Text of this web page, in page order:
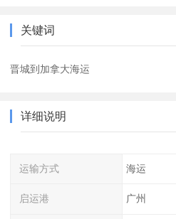
关键词
晋城到加拿大海运
详细说明
运输方式 海运
启运港 广州